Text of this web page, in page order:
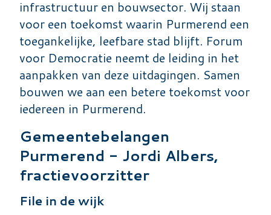
infrastructuur en bouwsector. Wij staan
voor een toekomst waarin Purmerend een
toegankelijke, leefbare stad blijft. Forum
voor Democratie neemt de leiding in het
aanpakken van deze uitdagingen. Samen
bouwen we aan een betere toekomst voor
iedereen in Purmerend.
Gemeentebelangen
Purmerend - Jordi Albers,
fractievoorzitter
File in de wijk